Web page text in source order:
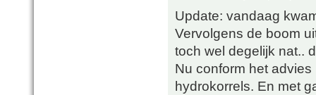
Update: vandaag
Vervolgens de boom
toch wel degelijk nat..
Nu conform het
hydrokorrels. En met